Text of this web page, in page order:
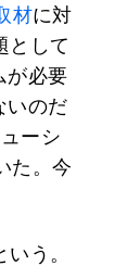
材に対
として
が必要
いのだ
ーシ
た。今
う。